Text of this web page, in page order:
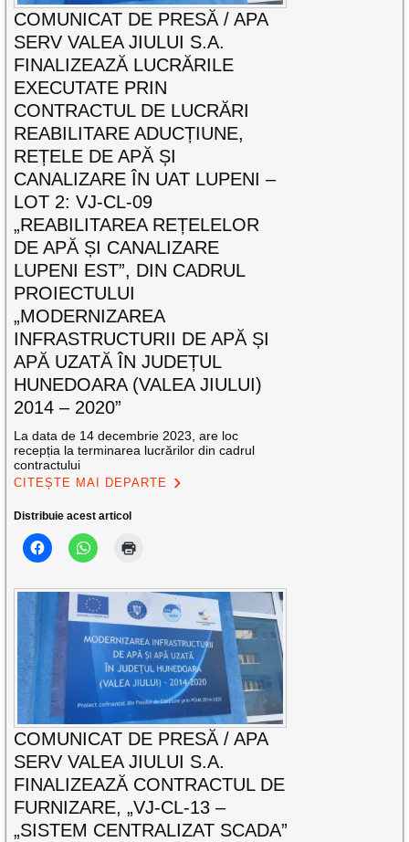
COMUNICAT DE PRESĂ / APA
SERV VALEA JIULUI S.A.
FINALIZEAZĂ LUCRĂRILE
EXECUTATE PRIN
CONTRACTUL DE LUCRĂRI
REABILITARE ADUCȚIUNE,
REȚELE DE APĂ ȘI
CANALIZARE ÎN UAT LUPENI –
LOT 2: VJ-CL-09
„REABILITAREA REȚELELOR
DE APĂ ȘI CANALIZARE
LUPENI EST”, DIN CADRUL
PROIECTULUI
„MODERNIZAREA
INFRASTRUCTURII DE APĂ ȘI
APĂ UZATĂ ÎN JUDEȚUL
HUNEDOARA (VALEA JIULUI)
2014 – 2020”
La data de 14 decembrie 2023, are loc
recepția la terminarea lucrărilor din cadrul
contractului
CITEȘTE MAI DEPARTE
Distribuie acest articol
COMUNICAT DE PRESĂ / APA
SERV VALEA JIULUI S.A.
FINALIZEAZĂ CONTRACTUL DE
FURNIZARE, „VJ-CL-13 –
„SISTEM CENTRALIZAT SCADA”